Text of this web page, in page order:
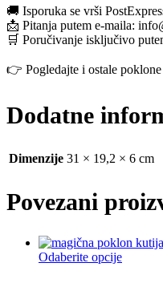
🚚 Isporuka se vrši
📩 Pitanja putem e-maila:
🛒 Poručivanje isključivo
👉 Pogledajte i ostale
Dodatne
Dimenzije 31 × 19,2 × 6 cm
Povezani
Odaberite opcije